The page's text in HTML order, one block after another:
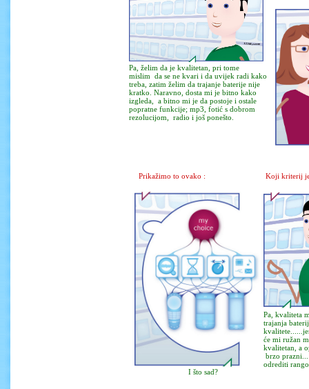
Pa, želim da je kvalitetan, pri tome
mislim da se ne kvari i da uvijek radi kako
treba, zatim želim da trajanje baterije nije
kratko. Naravno, dosta mi je bitno kako
izgleda, a bitno mi je da postoje i ostale
popratne funkcije; mp3, fotić s dobrom
rezolucijom, radio i još ponešto.
Prikažimo to ovako : Koji kriterij
I što sad?
Pa, kvaliteta
trajanja
će mi ružan
kvalitetan, a
brzo
odrediti